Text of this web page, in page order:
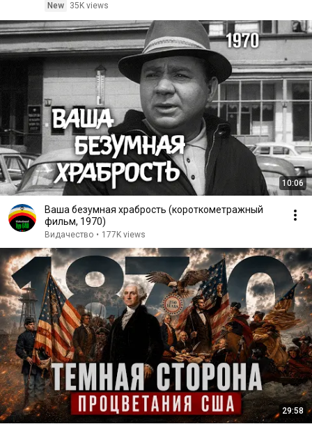
New
35K views
10:06
Ваша безумная храбрость (короткометражный
фильм, 1970)
Видачество • 177K views
29:58